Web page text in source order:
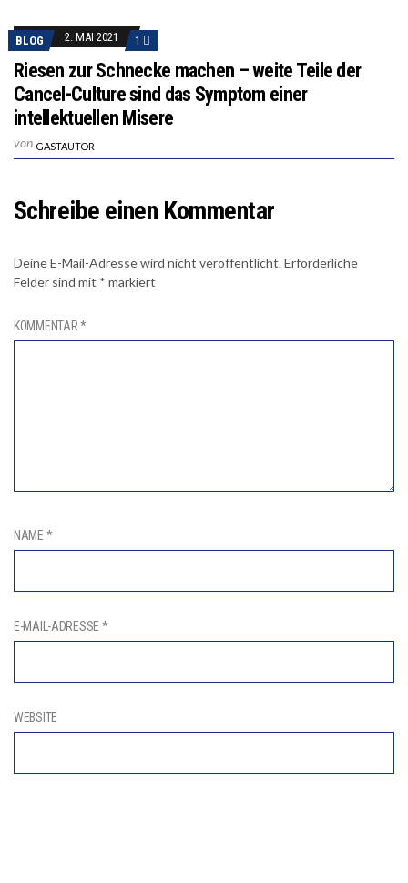
BLOG 2. MAI 2021 1
Riesen zur Schnecke machen – weite Teile der
Cancel-Culture sind das Symptom einer
intellektuellen Misere
von GASTAUTOR
Schreibe einen Kommentar
Deine E-Mail-Adresse wird nicht veröffentlicht.Erforderliche
Felder sind mit * markiert
KOMMENTAR*
NAME *
E-MAIL-ADRESSE *
WEBSITE